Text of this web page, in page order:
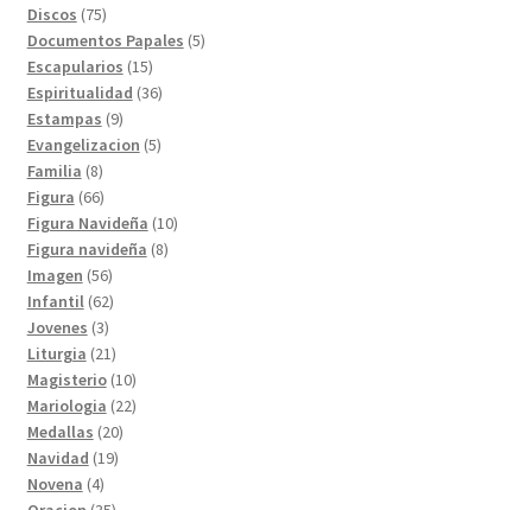
Discos 7575
productos
Documentos Papales 55
Escapularios 1515
productos
Espiritualidad 3636
Estampas 99
productos
Evangelizacion 55
Familia 88
productos
Figura 6666
productos
Figura Navideña 1010
Figura navideña 88
Imagen 5656
productos
Infantil 6262
productos
Jovenes 33
productos
Liturgia 2121
productos
Magisterio 1010
productos
Mariologia 2222
Medallas 2020
productos
Navidad 1919
Novena 44